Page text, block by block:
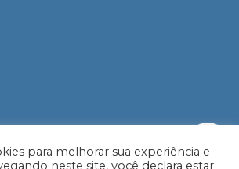
para melhorar sua experiência e
neste site, você declara estar